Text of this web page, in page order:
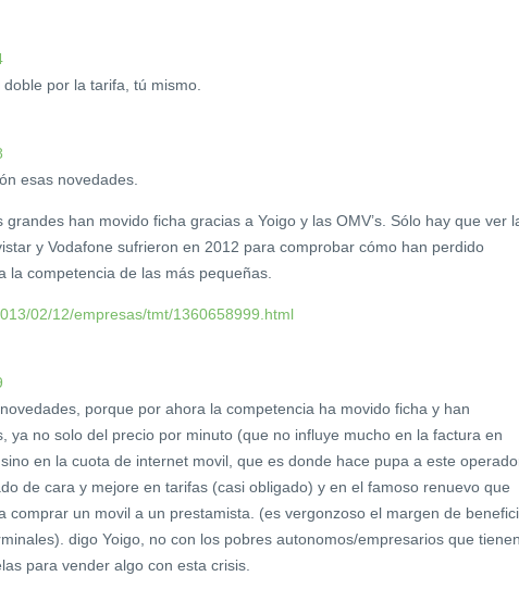
por la tarifa, tú mismo.
esas novedades.
han movido ficha gracias a Yoigo y las OMV’s. Sólo hay que ver
y Vodafone sufrieron en 2012 para comprobar cómo han perdido
la competencia de las más pequeñas.
02/12/empresas/tmt/1360658999.html
porque por ahora la competencia ha movido ficha y han
ya no solo del precio por minuto (que no influye mucho en la factura en
en la cuota de internet movil, que es donde hace pupa a este
de cara y mejore en tarifas (casi obligado) y en el famoso renuevo que
comprar un movil a un prestamista. (es vergonzoso el margen de
digo Yoigo, no con los pobres autonomos/empresarios que tienen
para vender algo con esta crisis.